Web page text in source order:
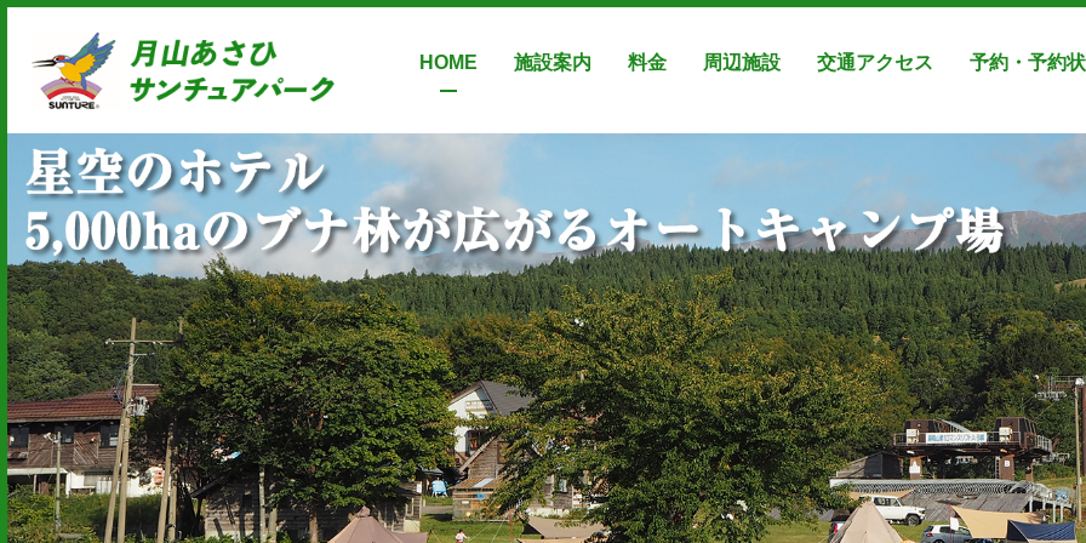
content
HOME 施設案内 料金 周辺施設 交通アクセス 予約・予約